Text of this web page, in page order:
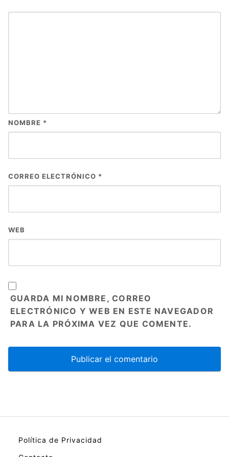
NOMBRE *
CORREO ELECTRÓNICO *
WEB
GUARDA MI NOMBRE, CORREO
ELECTRÓNICO Y WEB EN ESTE NAVEGADOR
PARA LA PRÓXIMA VEZ QUE COMENTE.
Política de Privacidad